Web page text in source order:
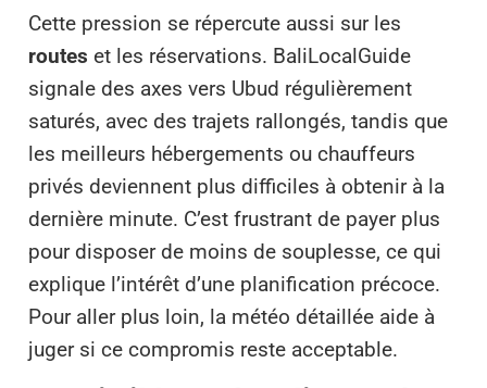
Cette pression se répercute aussi sur les
routes et les réservations. BaliLocalGuide
signale des axes vers Ubud régulièrement
saturés, avec des trajets rallongés, tandis que
les meilleurs hébergements ou chauffeurs
privés deviennent plus difficiles à obtenir à la
dernière minute. C’est frustrant de payer plus
pour disposer de moins de souplesse, ce qui
explique l’intérêt d’une planification précoce.
Pour aller plus loin, la météo détaillée aide à
juger si ce compromis reste acceptable.